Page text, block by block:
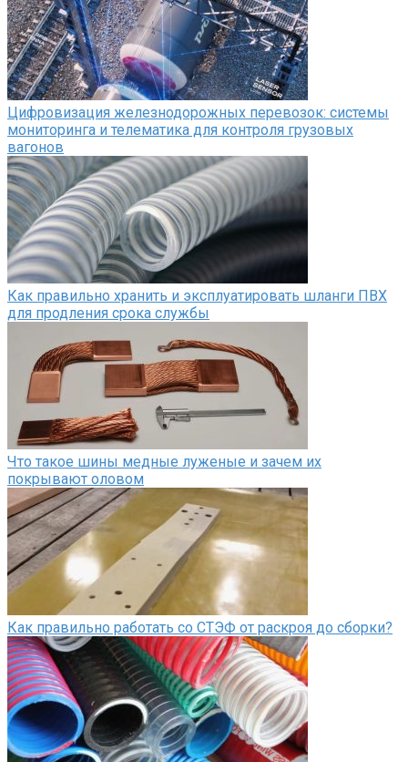
Цифровизация железнодорожных перевозок: системы
мониторинга и телематика для контроля грузовых
вагонов
Как правильно хранить и эксплуатировать шланги ПВХ
для продления срока службы
Что такое шины медные луженые и зачем их
покрывают оловом
Как правильно работать со СТЭФ от раскроя до сборки?